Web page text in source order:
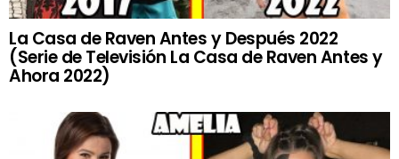
La Casa de Raven Antes y Después 2022
(Serie de Televisión La Casa de Raven Antes y
Ahora 2022)